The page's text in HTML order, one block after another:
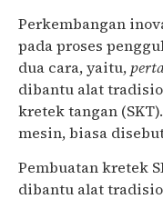
Perkembangan
pada proses
dua cara, yaitu,
dibantu alat
kretek tangan
mesin, biasa
Pembuatan kretek
dibantu alat